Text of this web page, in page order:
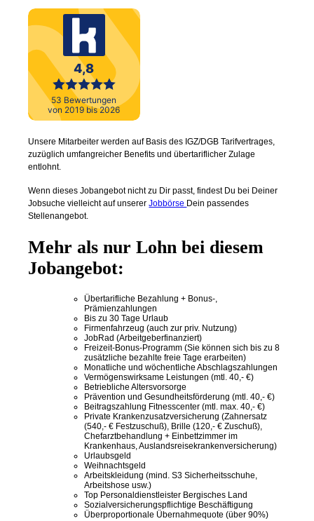
Menü Menü
Unsere Mitarbeiter werden auf Basis des IGZ/DGB Tarifvertrages,
zuzüglich umfangreicher Benefits und übertariflicher Zulage
entlohnt.
Wenn dieses Jobangebot nicht zu Dir passt, findest Du bei Deiner
Jobsuche vielleicht auf unsererJobbörse Dein passendes
Stellenangebot.
Mehr als nur Lohn bei diesem
Jobangebot:
Übertarifliche Bezahlung + Bonus-,
Prämienzahlungen
Bis zu 30 Tage Urlaub
Firmenfahrzeug (auch zur priv. Nutzung)
JobRad (Arbeitgeberfinanziert)
Freizeit-Bonus-Programm (Sie können sich bis zu 8
zusätzliche bezahlte freie Tage erarbeiten)
Monatliche und wöchentliche Abschlagszahlungen
Vermögenswirksame Leistungen (mtl. 40,- €)
Betriebliche Altersvorsorge
Prävention und Gesundheitsförderung (mtl. 40,- €)
Beitragszahlung Fitnesscenter (mtl. max. 40,- €)
Private Krankenzusatzversicherung (Zahnersatz
(540,- € Festzuschuß), Brille (120,- € Zuschuß),
Chefarztbehandlung + Einbettzimmer im
Krankenhaus, Auslandsreisekrankenversicherung)
Urlaubsgeld
Weihnachtsgeld
Arbeitskleidung (mind. S3 Sicherheitsschuhe,
Arbeitshose usw.)
Top Personaldienstleister Bergisches Land
Sozialversicherungspflichtige Beschäftigung
Überproportionale Übernahmequote (über 90%)